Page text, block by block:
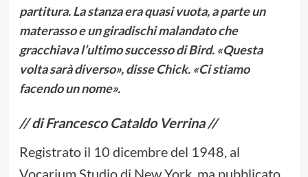
partitura. La stanza era quasi vuota, a parte un
materasso e un giradischi malandato che
gracchiava l’ultimo successo di Bird. «Questa
volta sarà diverso», disse Chick. «Ci stiamo
facendo un nome».
// di Francesco Cataldo Verrina //
Registrato il 10 dicembre del 1948, al
Vocarium Studio di New York, ma pubblicato